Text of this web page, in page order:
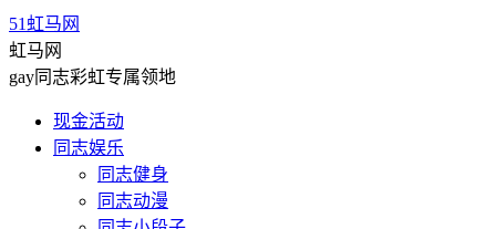
51虹马网
虹马网
gay同志彩虹专属领地
现金活动
同志娱乐
同志健身
同志动漫